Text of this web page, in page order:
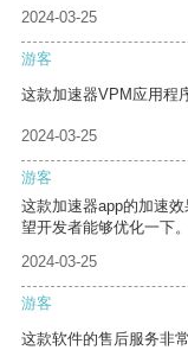
2024-03-25
游客
这款加速器VPM应用程
2024-03-25
游客
这款加速器app的加速
望开发者能够优化一下。
2024-03-25
游客
这款软件的售后服务非